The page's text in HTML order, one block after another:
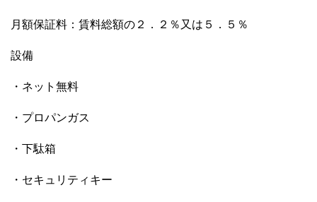
月額保証料：賃料総額の２．２％又は５．５％
設備
・ネット無料
・プロパンガス
・下駄箱
・セキュリティキー